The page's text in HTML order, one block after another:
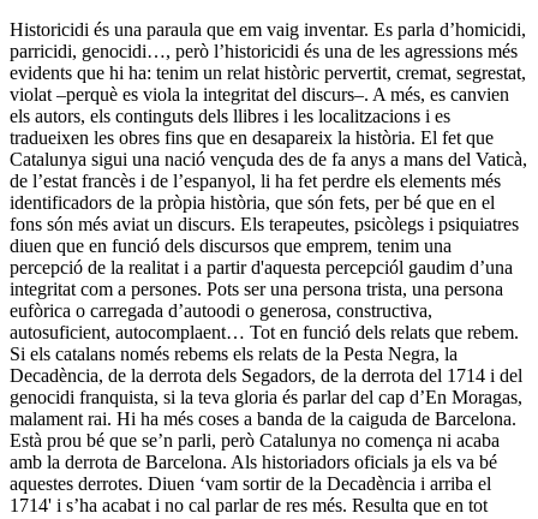
Historicidi és una paraula que em vaig inventar. Es parla d’homicidi,
parricidi, genocidi…, però l’historicidi és una de les agressions més
evidents que hi ha: tenim un relat històric pervertit, cremat, segrestat,
violat –perquè es viola la integritat del discurs–. A més, es canvien
els autors, els continguts dels llibres i les localitzacions i es
tradueixen les obres fins que en desapareix la història. El fet que
Catalunya sigui una nació vençuda des de fa anys a mans del Vaticà,
de l’estat francès i de l’espanyol, li ha fet perdre els elements més
identificadors de la pròpia història, que són fets, per bé que en el
fons són més aviat un discurs. Els terapeutes, psicòlegs i psiquiatres
diuen que en funció dels discursos que emprem, tenim una
percepció de la realitat i a partir d'aquesta percepciól gaudim d’una
integritat com a persones. Pots ser una persona trista, una persona
eufòrica o carregada d’autoodi o generosa, constructiva,
autosuficient, autocomplaent… Tot en funció dels relats que rebem.
Si els catalans només rebems els relats de la Pesta Negra, la
Decadència, de la derrota dels Segadors, de la derrota del 1714 i del
genocidi franquista, si la teva gloria és parlar del cap d’En Moragas,
malament rai. Hi ha més coses a banda de la caiguda de Barcelona.
Està prou bé que se’n parli, però Catalunya no comença ni acaba
amb la derrota de Barcelona. Als historiadors oficials ja els va bé
aquestes derrotes. Diuen ‘vam sortir de la Decadència i arriba el
1714' i s’ha acabat i no cal parlar de res més. Resulta que en tot